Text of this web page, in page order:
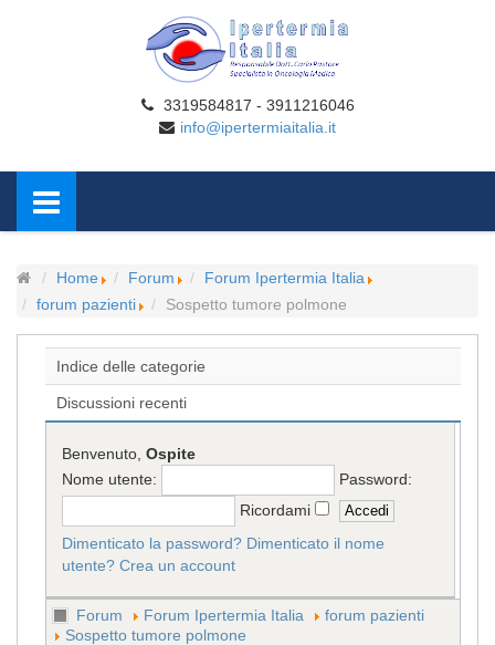
3319584817 - 3911216046
info@ipertermiaitalia.it
Home Forum
Forum Ipertermia Italia
forum pazienti
Sospetto tumore polmone
Indice delle categorie
Discussioni recenti
Benvenuto,Ospite
Nome utente:
Password:
Ricordami
Dimenticato la password? Dimenticato il nome
utente? Crea un account
Forum Forum Ipertermia Italia
forum pazienti
Sospetto tumore polmone